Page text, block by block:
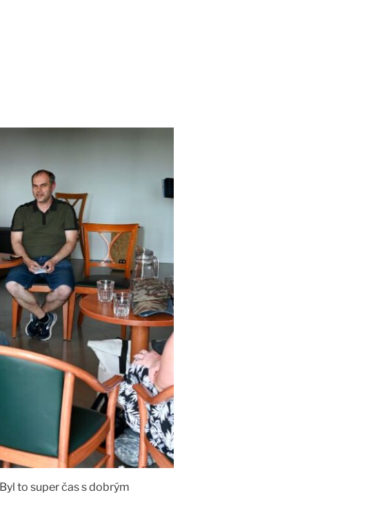
to super čas s dobrým